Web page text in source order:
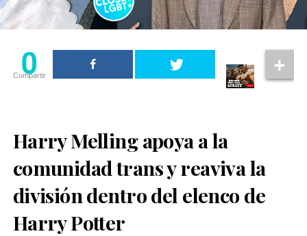
0
Compartir
Harry Melling apoya a la
comunidad trans y reaviva la
división dentro del elenco de
Harry Potter